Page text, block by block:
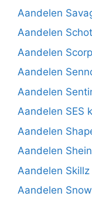
Aandelen
Aandelen
Aandelen
Aandelen
Aandelen
Aandelen SES
Aandelen
Aandelen
Aandelen Skillz
Aandelen